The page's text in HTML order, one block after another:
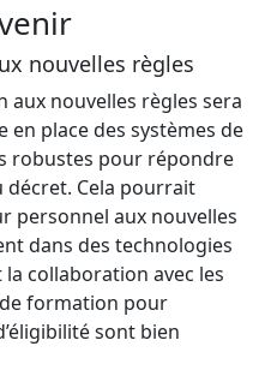
nouvelles règles
aux nouvelles règles sera
place des systèmes de
robustes pour répondre
décret. Cela pourrait
personnel aux nouvelles
dans des technologies
collaboration avec les
formation pour
sont bien